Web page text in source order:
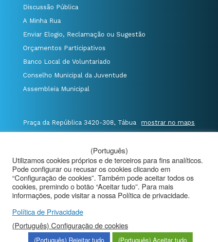
Discussão Pública
A Minha Rua
Enviar Elogio, Reclamação ou Sugestão
Orçamentos Participativos
Banco Local de Voluntariado
Conselho Municipal da Juventude
Assembleia Municipal
Praça da República 3420-308, Tábua mostrar no maps
E. geral@cm-tabua.pt
@Município de Tábua | Mapa do Portal
|
Politica de Privacidade
|
Aviso de Privacidade - Videovigilância
(Português)
Utilizamos cookies próprios e de terceiros para fins analíticos.
Pode configurar ou recusar os cookies clicando em
“Configuração de cookies”. Também pode aceitar todos os
cookies, premindo o botão “Aceitar tudo”. Para mais
informações, pode visitar a nossa Política de privacidade.
Política de Privacidade
(Português) Configuração de cookies
(Português) Rejeitar tudo (Português) Aceitar tudo